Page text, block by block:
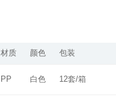
材质 颜色 包装
PP 白色 12套/箱